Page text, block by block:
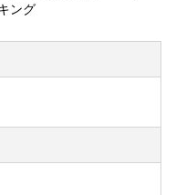
ング